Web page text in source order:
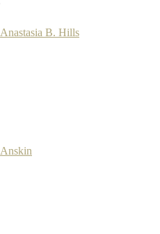
Anastasia B. Hills
Anskin